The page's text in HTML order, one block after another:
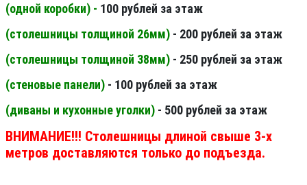
(одной коробки) - 100 рублей за этаж
(столешницы толщиной 26мм) - 200 рублей за этаж
(столешницы толщиной 38мм) - 250 рублей за этаж
(стеновые панели) - 100 рублей за этаж
(диваны и кухонные уголки) - 500 рублей за этаж
ВНИМАНИЕ!!! Столешницы длиной свыше 3-х
метров доставляются только до подъезда.